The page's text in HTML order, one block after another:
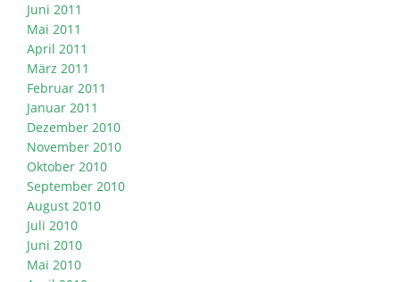
Juni 2011
Mai 2011
April 2011
März 2011
Februar 2011
Januar 2011
Dezember 2010
November 2010
Oktober 2010
September 2010
August 2010
Juli 2010
Juni 2010
Mai 2010